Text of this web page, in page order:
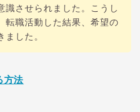
識させられました。こうし
転職活動した結果、希望の
ました。
方法